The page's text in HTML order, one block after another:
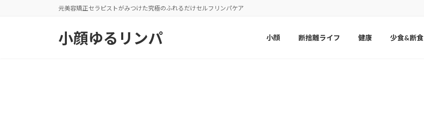
元美容矯正セラピストがみつけた究極のふれるだけセルフリンパケア
小顔ゆるリンパ 小顔 断捨離ライフ 健康 少食&断食